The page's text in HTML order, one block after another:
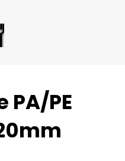
PE